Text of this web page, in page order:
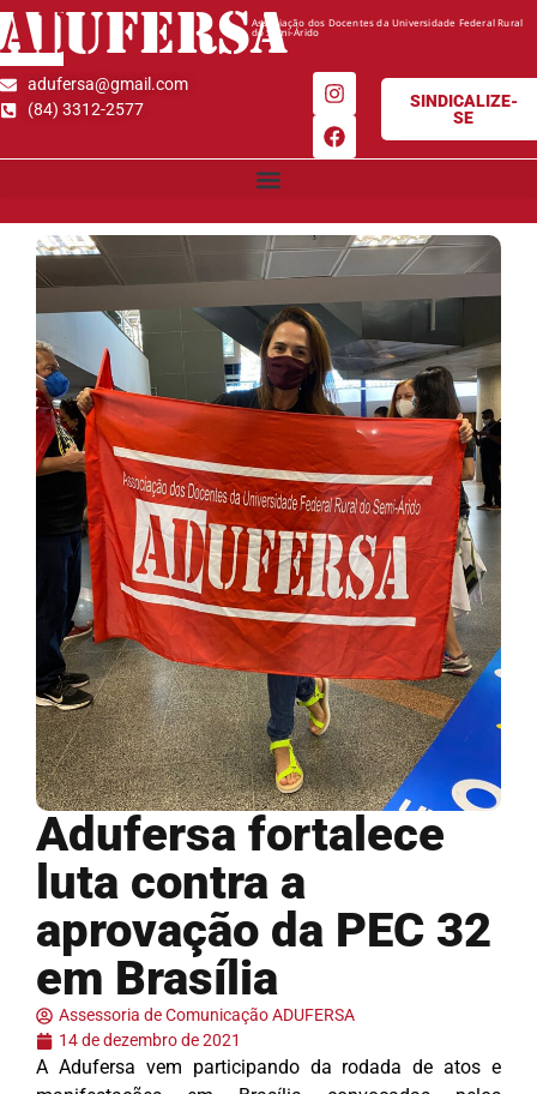
ADUFERSAAssociação dos Docentes da Universidade Federal Rural
do Semi-Árido
adufersa@gmail.com
(84) 3312-2577
SINDICALIZE-
SE
Adufersa fortalece
luta contra a
aprovação da PEC 32
em Brasília
Assessoria de Comunicação ADUFERSA
14 de dezembro de 2021
A Adufersa vem participando da rodada de atos e